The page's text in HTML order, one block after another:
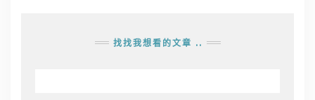
找找我想看的文章 ..